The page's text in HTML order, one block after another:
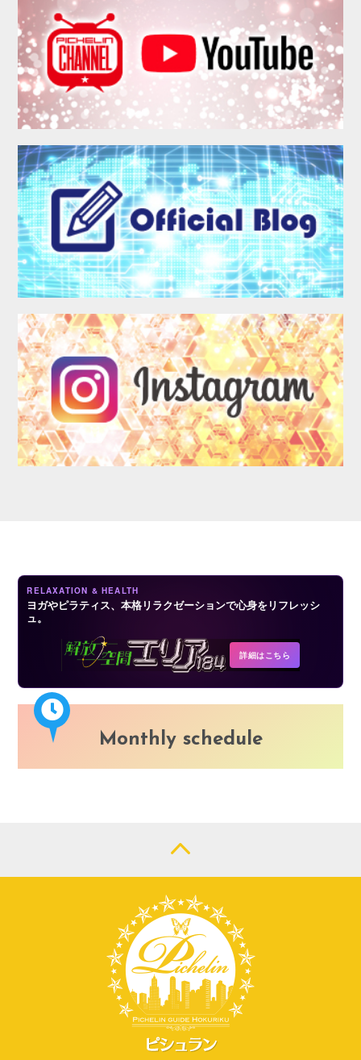
RELAXATION & HEALTH
ヨガやピラティス、本格リラクゼーションで心身をリフレッシ
ュ。
詳細はこちら
Monthly schedule